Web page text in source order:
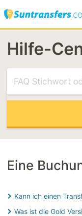
DIE AM MEIST
Hilfe-
Eine
Kann ich einen
Was ist die Gold